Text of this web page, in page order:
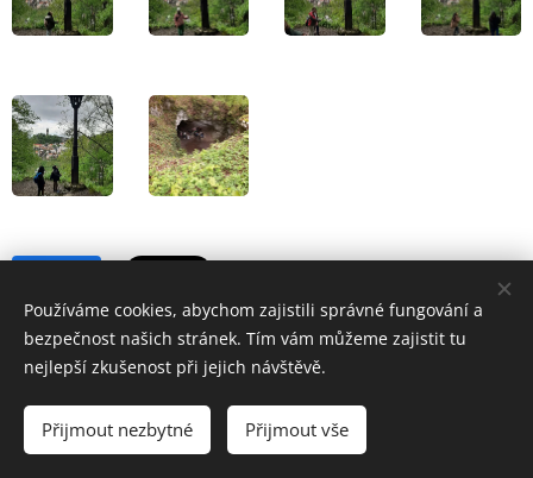
Základní škola a Mateřská škola Školní 1/814,Havířov-Šumbark,
příspěvková organizace
Používáme cookies, abychom zajistili správné fungování a
bezpečnost našich stránek. Tím vám můžeme zajistit tu
nejlepší zkušenost při jejich návštěvě.
Přijmout nezbytné Přijmout vše